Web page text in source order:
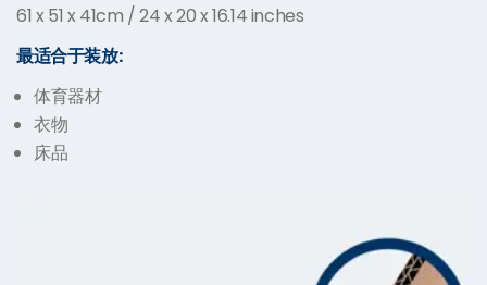
61 x 51 x 41cm / 24 x 20 x 16.14 inches
最适合于装放:
体育器材
衣物
床品